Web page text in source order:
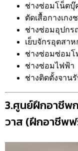
ช่างซ่อมโน็ตบุ๊
ตัดเสื้อกางเกง
ช่างซ่อมอุปกร
เย็บจักรอุตสาห
ช่างซ่อมซ่อมโ
ช่างซ่อมไฟฟ้า
ช่างติดตั้งจาน
3.ศูนย์ฝึกอาชีพ
วาส (ฝึกอาชีพ